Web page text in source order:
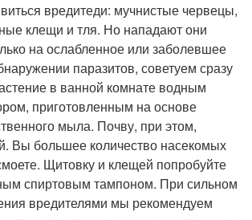
вредитеди: мучнистые червецы,
клещи и тля. Но нападают они
на ослабленное или заболевшее
паразитов, советуем сразу
в ванной комнате водным
приготовленным на основе
мыла. Почву, при этом,
Вы большее количество насекомых
Щитовку и клещей попробуйте
спиртовым тампоном. При сильном
вредителями мы рекомендуем